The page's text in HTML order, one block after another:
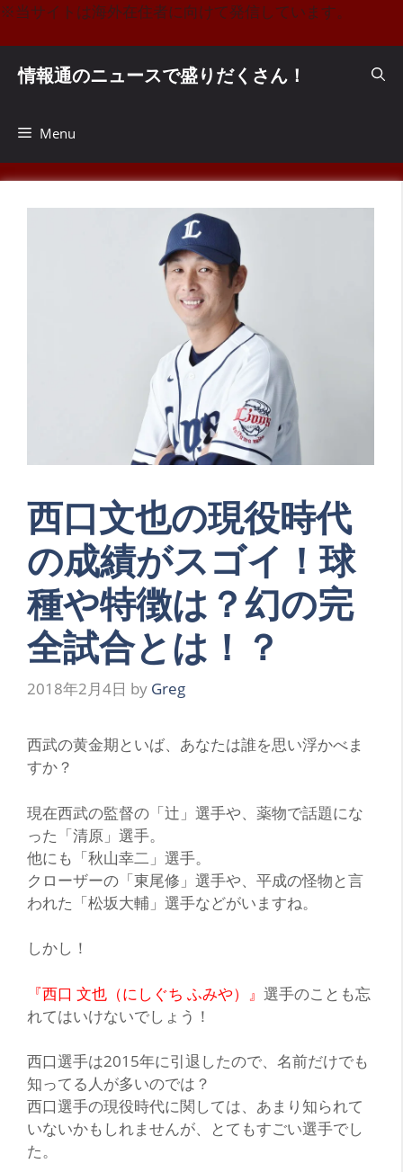
コ
キ
※当サイトは海外在住者に向けて発信しています。
情報通のニュースで盛りだくさん！
Menu
西口文也の現役時代
の成績がスゴイ！球
種や特徴は？幻の完
全試合とは！？
2018年2月4日 by Greg
西武の黄金期といば、あなたは誰を思い浮かべま
すか？
現在西武の監督の 「辻」 選手や、薬物で話題にな
った 「清原」 選手。
他にも 「秋山幸二」 選手。
クローザーの 「東尾修」 選手や、平成の怪物と言
われた 「松坂大輔」 選手などがいますね。
しかし！
『西口 文也（にしぐち ふみや）』 選手のことも忘
れてはいけないでしょう！
西口選手は2015年に引退したので、名前だけでも
知ってる人が多いのでは？
西口選手の現役時代に関しては、あまり知られて
いないかもしれませんが、とてもすごい選手でし
た。